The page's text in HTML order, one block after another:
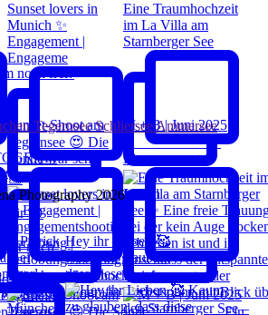
Sunset lovers in
Munich ✨
Engagement |
Engageme
Eine Traumhochzeit
im La Villa am
Starnberger See
Sunset-Shoot am
Tegernsee 😍 Die
Sonne war scho
M + B | Juni 2025
⠀⠀⠀⠀⠀⠀⠀⠀⠀
Ein
& Patrick
Bei
Hey ihr Lieben 🥰
Kaum zu glauben,
dass diese
noch frei?
Tegernsee Schliersee Ammersee
Photography 2026